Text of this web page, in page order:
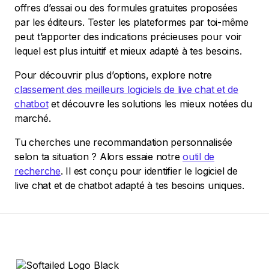
offres d’essai ou des formules gratuites proposées
par les éditeurs. Tester les plateformes par toi-même
peut t’apporter des indications précieuses pour voir
lequel est plus intuitif et mieux adapté à tes besoins.
Pour découvrir plus d’options, explore notre
classement des meilleurs logiciels de live chat et de
chatbotet découvre les solutions les mieux notées du
marché.
Tu cherches une recommandation personnalisée
selon ta situation ? Alors essaie notre outil de
recherche. Il est conçu pour identifier le logiciel de
live chat et de chatbot adapté à tes besoins uniques.